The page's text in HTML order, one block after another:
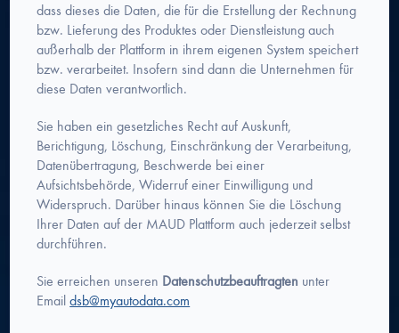
dass dieses die Daten, die für die Erstellung der Rechnung
bzw. Lieferung des Produktes oder Dienstleistung auch
außerhalb der Plattform in ihrem eigenen System speichert
bzw. verarbeitet. Insofern sind dann die Unternehmen für
diese Daten verantwortlich.
Sie haben ein gesetzliches Recht auf Auskunft,
Berichtigung, Löschung, Einschränkung der Verarbeitung,
Datenübertragung, Beschwerde bei einer
Aufsichtsbehörde, Widerruf einer Einwilligung und
Widerspruch. Darüber hinaus können Sie die Löschung
Ihrer Daten auf der MAUD Plattform auch jederzeit selbst
durchführen.
Sie erreichen unseren Datenschutzbeauftragten unter
Emaildsb@myautodata.com